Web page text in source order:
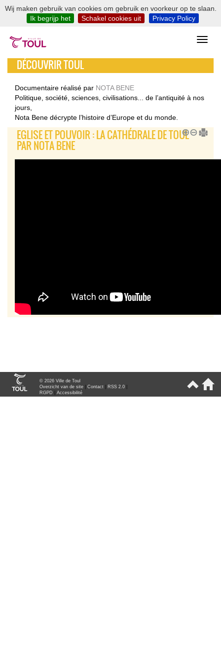
Wij maken gebruik van cookies om gebruik en voorkeur op te slaan.
Ik begrijp het
Schakel cookies uit Privacy Policy
DÉCOUVRIR TOUL
Documentaire réalisé par NOTA BENE
Politique, société, sciences, civilisations... de l’antiquité à nos
jours,
Nota Bene décrypte l’histoire d’Europe et du monde.
EGLISE ET POUVOIR : LA CATHÉDRALE DE TOUL
PAR NOTA BENE
© 2026 Ville de Toul
Overzicht van de site
Contact RSS 2.0
RGPD
Accessibilité